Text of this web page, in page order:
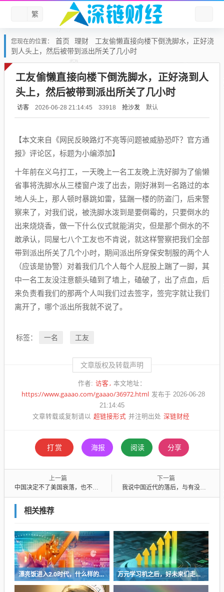
繁
您现在的位置： 首页 理财
工友偷懒直接向楼下倒洗脚水，正好浇
到人头上，然后被带到派出所关了几小时
工友偷懒直接向楼下倒洗脚水，正好浇到人
头上，然后被带到派出所关了几小时
访客 2026-06-28 21:14:45 33918 抢沙发 默认
【本文来自《网民反映路灯不亮等问题被威胁恐吓？官方通
报》评论区，标题为小编添加】
十年前在义乌打工，一天晚上一名工友晚上洗好脚为了偷懒
省事将洗脚水从三楼窗户泼了出去，刚好淋到一名路过的本
地人头上，那人顿时暴跳如雷，猛踹一楼的防盗门，后来警
察来了，对我们说，被洗脚水泼到是要倒霉的，只要倒水的
出来烧烧香，做一下什么仪式就能消灾，但是那个倒水的不
敢承认，同屋七八个工友也不肯说，就这样警察把我们全部
带到派出所关了几个小时，期间派出所穿保安制服的两个人
（应该是协警）对着我们几个人每个人屁股上踹了一脚，其
中一名工友没注意额头磕到了墙上，磕破了，出了点血，后
来负责看我们的那两个人叫我们过去签字，签完字就让我们
离开了，哪个派出所我就不说了。
标签： 一名 工友
文章版权及转载声明
作者: 访客 本文地址：
https://www.gaaao.com/gaaao/36972.html 发布于 2026-06-28
21:14:45
文章转载或复制请以 超链接形式 并注明出处 深链财经
打赏 海报 阅读 分享
上一篇
中国决定不了美国衰落，也不会因为你天天说人家衰落，人家就会真衰落
下一篇
我说中国近代的落后，与有没有科学无关
相关推荐
漂亮饭进入2.0时代，什么样的餐厅更受年轻人喜欢？ 万元学习机之后，好未来们走到时代的岔路口